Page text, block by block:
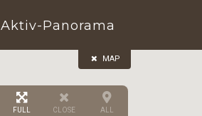
Aktiv-Panorama
MAP
FULL CLOSE ALL